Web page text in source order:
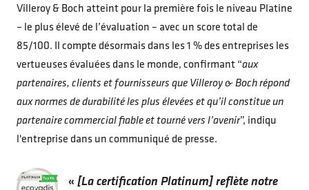
Villeroy & Boch atteint pour la première fois le niveau Platine
– le plus élevé de l’évaluation – avec un score total de
85/100. Il compte désormais dans les 1 % des entreprises les
vertueuses évaluées dans le monde, confirmant “aux
partenaires, clients et fournisseurs que Villeroy & Boch répond
aux normes de durabilité les plus élevées et qu’il constitue un
partenaire commercial fiable et tourné vers l’avenir”, indiqu
l'entreprise dans un communiqué de presse.
« [La certification Platinum] reflète notre